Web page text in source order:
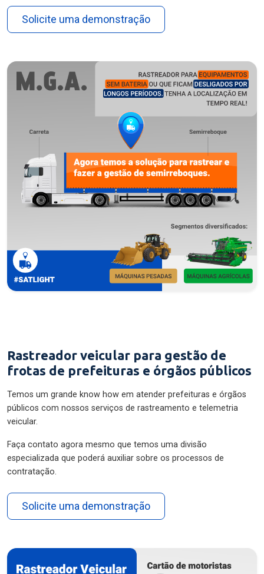
Solicite uma demonstração
Rastreador veicular para gestão de
frotas de prefeituras e órgãos públicos
Temos um grande know how em atender prefeituras e órgãos
públicos com nossos serviços de rastreamento e telemetria
veicular.
Faça contato agora mesmo que temos uma divisão
especializada que poderá auxiliar sobre os processos de
contratação.
Solicite uma demonstração